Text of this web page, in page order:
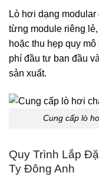
Lò hơi dạng
từng module riêng
hoặc thu hẹp quy
phí đầu tư ban đầu
sản xuất.
Cung cấp lò
Quy Trình Lắp
Ty Đông Anh